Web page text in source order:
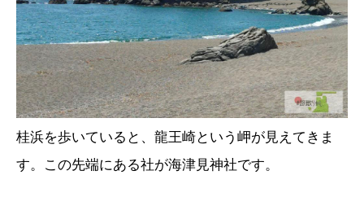
桂浜を歩いていると、龍王崎という岬が見えてきま
す。この先端にある社が海津見神社です。